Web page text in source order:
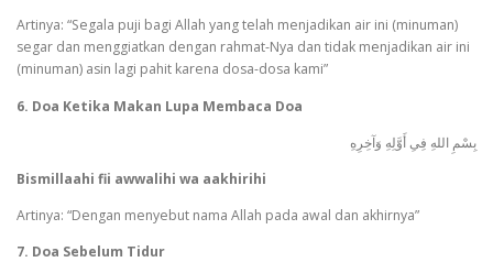
Artinya: “Segala puji bagi Allah yang telah menjadikan air ini (minuman)
segar dan menggiatkan dengan rahmat-Nya dan tidak menjadikan air ini
(minuman) asin lagi pahit karena dosa-dosa kami”
6. Doa Ketika Makan Lupa Membaca Doa
بِسْمِ اللهِ فِىِ أَوَّلِهِ وَآخِرِهِ
Bismillaahi fii awwalihi wa aakhirihi
Artinya: “Dengan menyebut nama Allah pada awal dan akhirnya”
7. Doa Sebelum Tidur